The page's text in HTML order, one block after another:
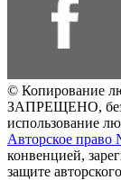
© Копирование
ЗАПРЕЩЕНО, без
использование
Авторское право
конвенцией,
защите